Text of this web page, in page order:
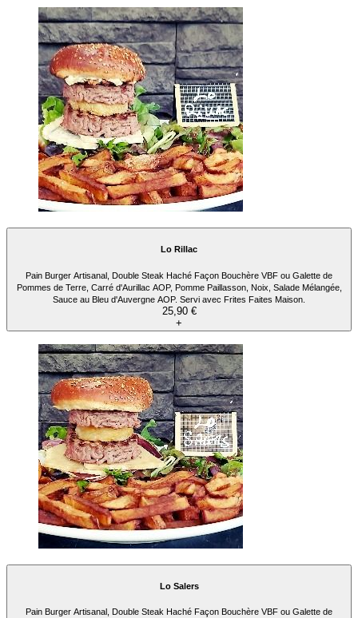
Lo Rillac
Pain Burger Artisanal, Double Steak Haché Façon Bouchère VBF ou Galette de
Pommes de Terre, Carré d'Aurillac AOP, Pomme Paillasson, Noix, Salade Mélangée,
Sauce au Bleu d'Auvergne AOP. Servi avec Frites Faites Maison.
25,90 €
+
Lo Salers
Pain Burger Artisanal, Double Steak Haché Façon Bouchère VBF ou Galette de